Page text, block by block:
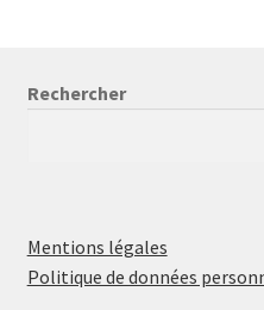
Rechercher
Mentions légales
Politique de données